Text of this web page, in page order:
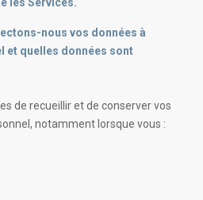
nous vos données à
et quelles données sont
de recueillir et de conserver vos
notamment lorsque vous :